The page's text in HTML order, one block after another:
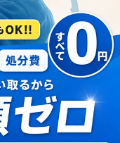
張
こちら
料無料）